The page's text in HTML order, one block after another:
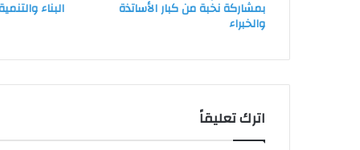
بمشاركة نخبة من كبار الأساتذة
والخبراء
البناء
اترك تعليقاً